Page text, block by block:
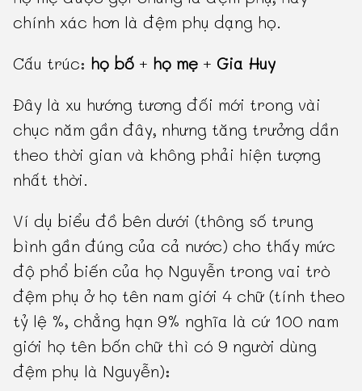
chính xác hơn là đệm phụ dạng họ.
Cấu trúc: họ bố + họ mẹ + Gia Huy
Đây là xu hướng tương đối mới trong vài
chục năm gần đây, nhưng tăng trưởng dần
theo thời gian và không phải hiện tượng
nhất thời.
Ví dụ biểu đồ bên dưới (thông số trung
bình gần đúng của cả nước) cho thấy mức
độ phổ biến của họ Nguyễn trong vai trò
đệm phụ ở họ tên nam giới 4 chữ (tính theo
tỷ lệ %, chẳng hạn 9% nghĩa là cứ 100 nam
giới họ tên bốn chữ thì có 9 người dùng
đệm phụ là Nguyễn):